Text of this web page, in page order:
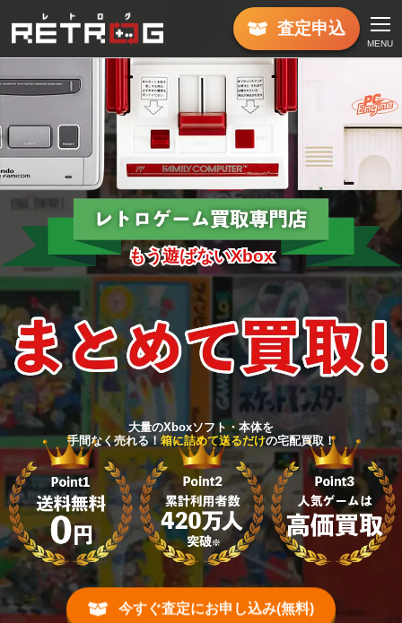
査定申込
MENU
もう遊ばないXbox
もう遊ばないXbox
大量のXboxソフト・本体を
手間なく売れる！箱に詰めて送るだけの宅配買取！
今すぐ査定にお申し込み(無料)